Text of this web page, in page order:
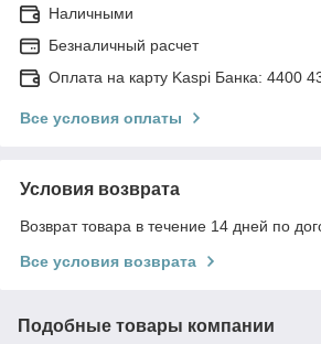
Наличными
Безналичный расчет
Оплата на карту Kaspi Банка: 4400
Все условия оплаты
Условия возврата
Возврат товара в течение 14 дней по
Все условия возврата
Подобные товары компании